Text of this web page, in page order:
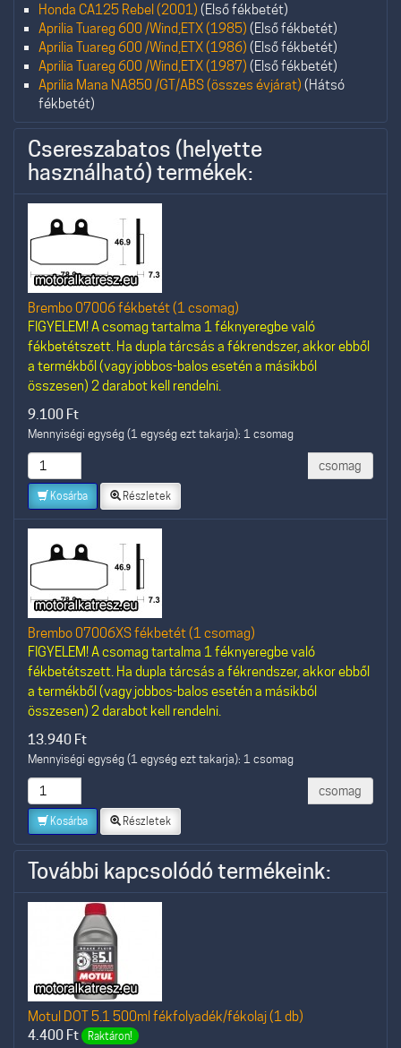
Honda CA125 Rebel (2001) (Első fékbetét)
Aprilia Tuareg 600 /Wind,ETX (1985) (Első fékbetét)
Aprilia Tuareg 600 /Wind,ETX (1986) (Első fékbetét)
Aprilia Tuareg 600 /Wind,ETX (1987) (Első fékbetét)
Aprilia Mana NA850 /GT/ABS (összes évjárat) (Hátsó
fékbetét)
Csereszabatos (helyette
használható) termékek:
Brembo 07006 fékbetét (1 csomag)
FIGYELEM! A csomag tartalma 1 féknyeregbe való
fékbetétszett. Ha dupla tárcsás a fékrendszer, akkor ebből
a termékből (vagy jobbos-balos esetén a másikból
összesen) 2 darabot kell rendelni.
9.100 Ft
Mennyiségi egység (1 egység ezt takarja): 1 csomag
csomag
Kosárba Részletek
Brembo 07006XS fékbetét (1 csomag)
FIGYELEM! A csomag tartalma 1 féknyeregbe való
fékbetétszett. Ha dupla tárcsás a fékrendszer, akkor ebből
a termékből (vagy jobbos-balos esetén a másikból
összesen) 2 darabot kell rendelni.
13.940 Ft
Mennyiségi egység (1 egység ezt takarja): 1 csomag
csomag
Kosárba Részletek
További kapcsolódó termékeink:
Motul DOT 5.1 500ml fékfolyadék/fékolaj (1 db)
4.400 Ft Raktáron!